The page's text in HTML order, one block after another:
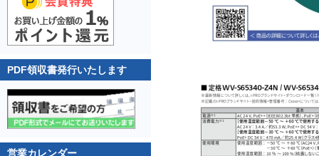
PDF領収書発行いたします
営業カレンダー